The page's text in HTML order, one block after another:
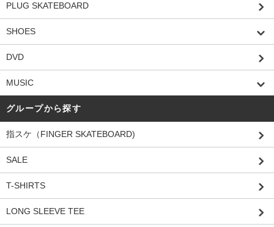
PLUG SKATEBOARD
SHOES
DVD
MUSIC
グループから探す
指スケ（FINGER SKATEBOARD)
SALE
T-SHIRTS
LONG SLEEVE TEE